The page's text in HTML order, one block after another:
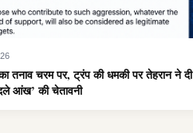
तनाव चरम पर, ट्रंप की धमकी पर तेहरान ने दी
आंख’ की चेतावनी